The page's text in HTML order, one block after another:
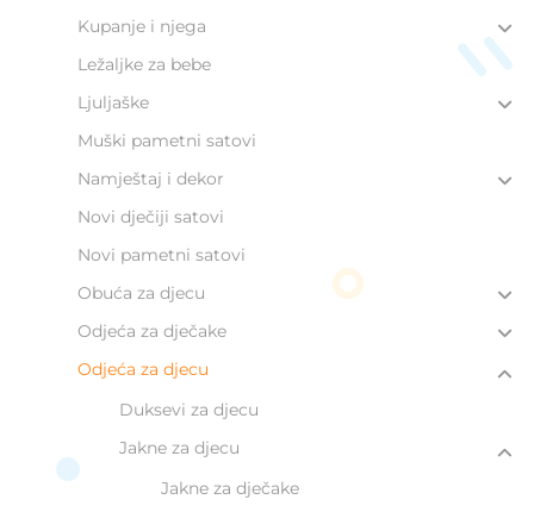
Kupanje i njega
Ležaljke za bebe
Ljuljaške
Muški pametni satovi
Namještaj i dekor
Novi dječiji satovi
Novi pametni satovi
Obuća za djecu
Odjeća za dječake
Odjeća za djecu
Duksevi za djecu
Jakne za djecu
Jakne za dječake